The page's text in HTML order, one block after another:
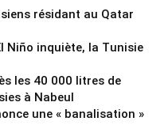
résidant au Qatar
Niño inquiète, la Tunisie
les 40 000 litres de
à Nabeul
une « banalisation »